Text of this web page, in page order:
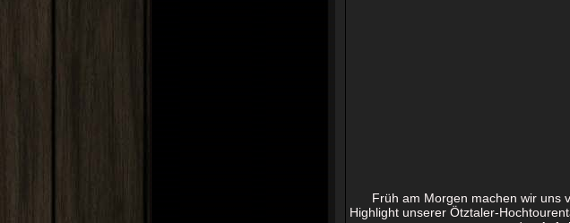
Früh am Morgen machen wir uns
Highlight unserer Ötztaler-